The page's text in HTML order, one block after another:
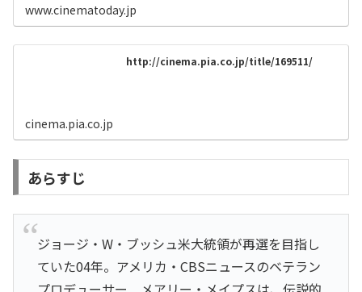
www.cinematoday.jp
http://cinema.pia.co.jp/title/169511/
cinema.pia.co.jp
あらすじ
ジョージ・W・ブッシュ米大統領が再選を目指し
ていた04年。アメリカ・CBSニュースのベテラン